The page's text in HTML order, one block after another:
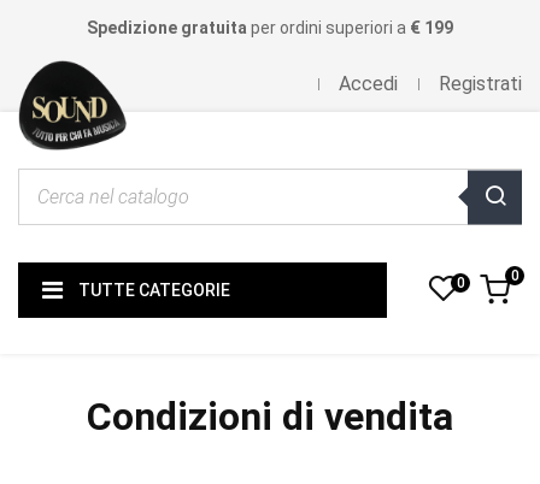
Spedizione gratuita per ordini superiori a € 199
Accedi Registrati
TUTTE CATEGORIE 0 0
Condizioni di vendita